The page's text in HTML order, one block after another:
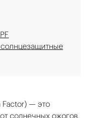
солнцезащитные
Factor) — это
солнечных ожогов,